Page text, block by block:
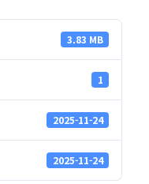
3.83 MB
1
2025-11-24
2025-11-24